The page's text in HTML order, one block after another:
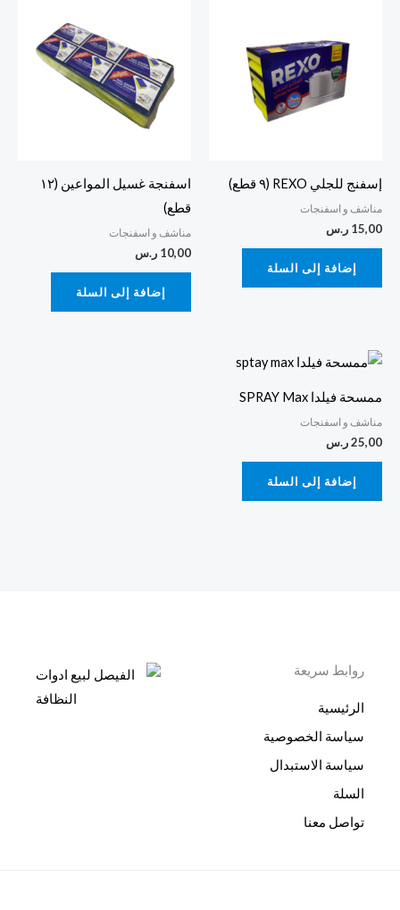
إسفنج للجلي REXO (٩ قطع)
مناشف و اسفنجات
15,00 ر.س
إضافة إلى السلة
اسفنجة غسيل المواعين (١٢
قطع)
مناشف و اسفنجات
10,00 ر.س
إضافة إلى السلة
ممسحة فيلدا SPRAY Max
مناشف و اسفنجات
25,00ر.س
إضافة إلى السلة
روابط سريعة
الرئيسية
سياسة الخصوصية
سياسة الاستبدال
السلة
تواصل معنا